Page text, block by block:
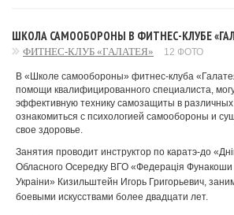
ШКОЛА САМООБОРОНЫ В ФИТНЕС-КЛУБЕ
ФИТНЕС-КЛУБ «ГАЛАТЕЯ» 12 ФОТО
В «Школе самообороны» фитнес-клуба
помощи квалифицированного специалиста,
эффективную технику самозащиты в
ознакомиться с психологией самообороны и
свое здоровье.
Занятия проводит инструктор по каратэ-до
Обласного Осередку ВГО «Федерацiя
Украiни» Кизильштейн Игорь Григорьевич,
боевыми искусствами более двадцати лет.